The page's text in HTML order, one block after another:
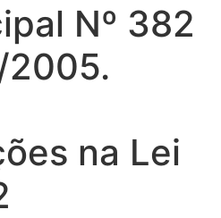
Nº 382
na Lei